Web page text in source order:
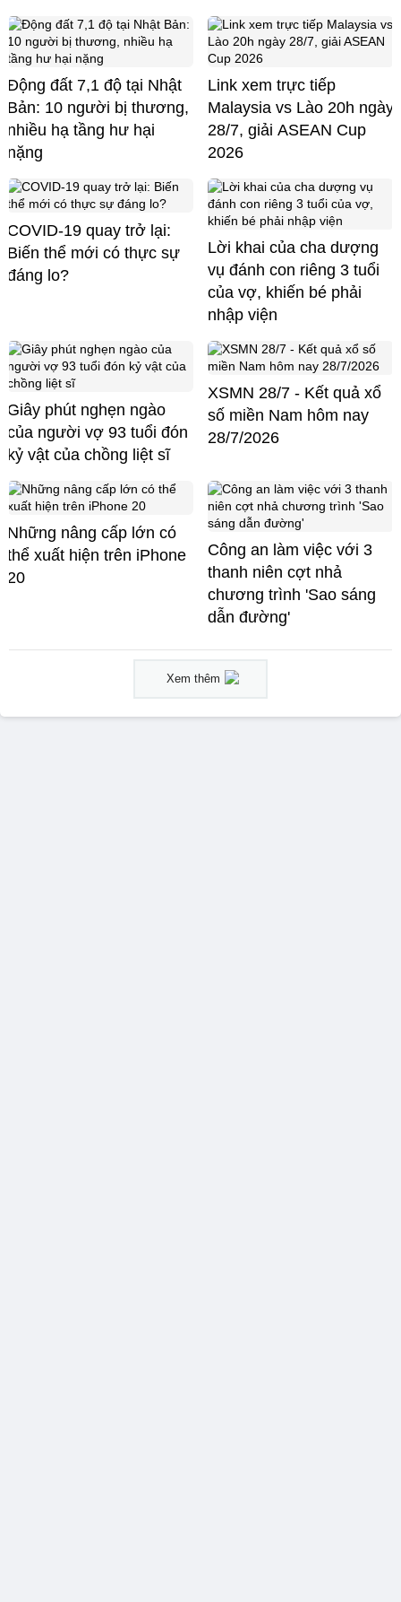
Động đất 7,1 độ tại Nhật
Bản: 10 người bị thương,
nhiều hạ tầng hư hại
nặng
Link xem trực tiếp
Malaysia vs Lào 20h ngày
28/7, giải ASEAN Cup
2026
COVID-19 quay trở lại:
Biến thể mới có thực sự
đáng lo?
Lời khai của cha dượng
vụ đánh con riêng 3 tuổi
của vợ, khiến bé phải
nhập viện
Giây phút nghẹn ngào
của người vợ 93 tuổi đón
kỷ vật của chồng liệt sĩ
XSMN 28/7 - Kết quả xổ
số miền Nam hôm nay
28/7/2026
Những nâng cấp lớn có
thể xuất hiện trên iPhone
20
Công an làm việc với 3
thanh niên cợt nhả
chương trình 'Sao sáng
dẫn đường'
Xem thêm